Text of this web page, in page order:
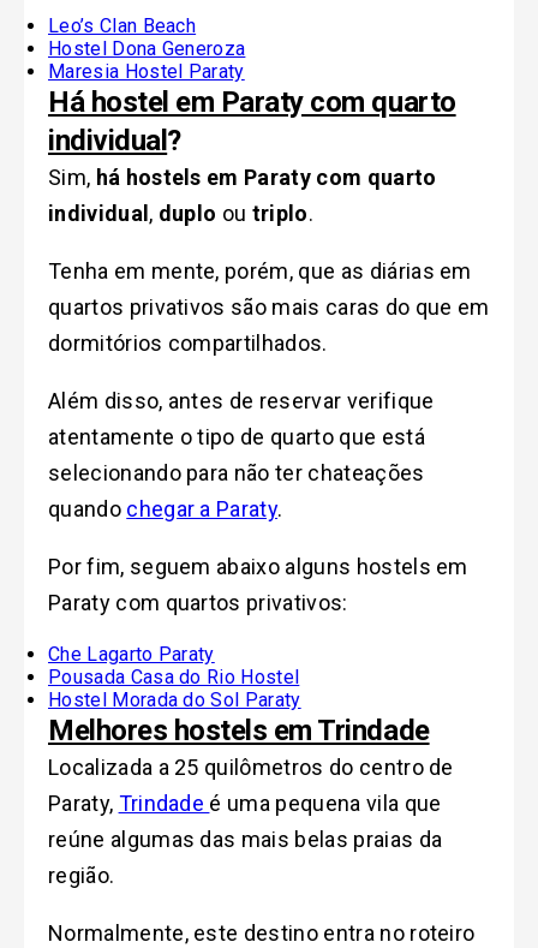
Leo’s Clan Beach
Hostel Dona Generoza
Maresia Hostel Paraty
Há hostel em Paraty com quarto
individual ?
Sim, há hostels em Paraty com quarto
individual , duplo ou triplo.
Tenha em mente, porém, que as diárias em
quartos privativos são mais caras do que em
dormitórios compartilhados.
Além disso, antes de reservar verifique
atentamente o tipo de quarto que está
selecionando para não ter chateações
quando chegar a Paraty.
Por fim, seguem abaixo alguns hostels em
Paraty com quartos privativos:
Che Lagarto Paraty
Pousada Casa do Rio Hostel
Hostel Morada do Sol Paraty
Melhores hostels em Trindade
Localizada a 25 quilômetros do centro de
Paraty, Trindade é uma pequena vila que
reúne algumas das mais belas praias da
região.
Normalmente, este destino entra no roteiro